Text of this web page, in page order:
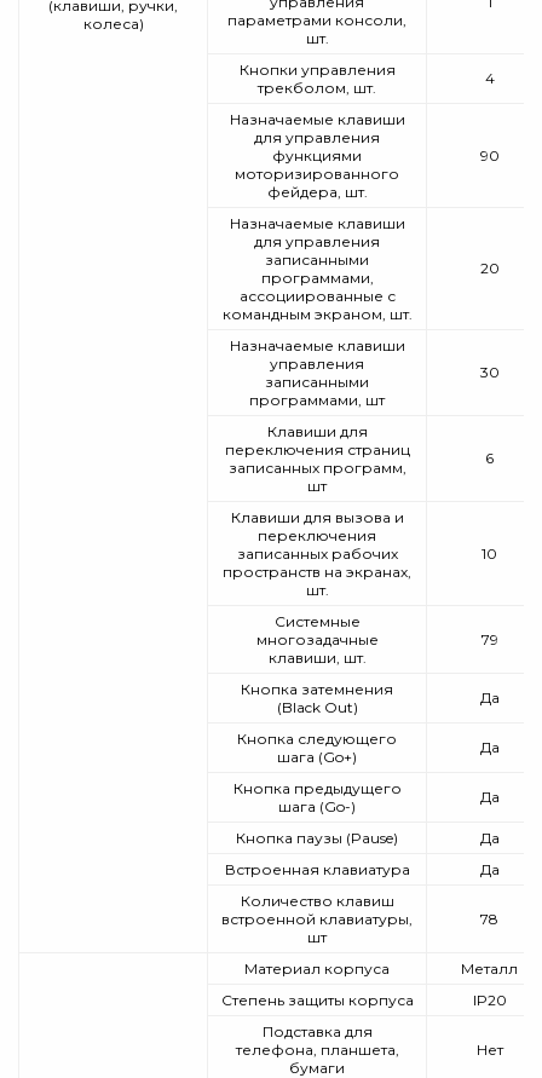
(клавиши, ручки,
колеса)
параметрами консоли,
шт.
Кнопки управления
трекболом, шт.
4
Назначаемые клавиши
для управления
функциями
моторизированного
фейдера, шт.
90
Назначаемые клавиши
для управления
записанными
программами,
ассоциированные с
командным экраном, шт.
20
Назначаемые клавиши
управления
записанными
программами, шт
30
Клавиши для
переключения страниц
записанных программ,
шт
6
Клавиши для вызова и
переключения
записанных рабочих
пространств на экранах,
шт.
10
Системные
многозадачные
клавиши, шт.
79
Кнопка затемнения
(Black Out)
Да
Кнопка следующего
шага (Go+)
Да
Кнопка предыдущего
шага (Go-)
Да
Кнопка паузы (Pause)
Да
Встроенная клавиатура
Да
Количество клавиш
встроенной клавиатуры,
шт
78
Материал корпуса
Металл
Степень защиты корпуса
IP20
Подставка для
телефона, планшета,
бумаги
Нет